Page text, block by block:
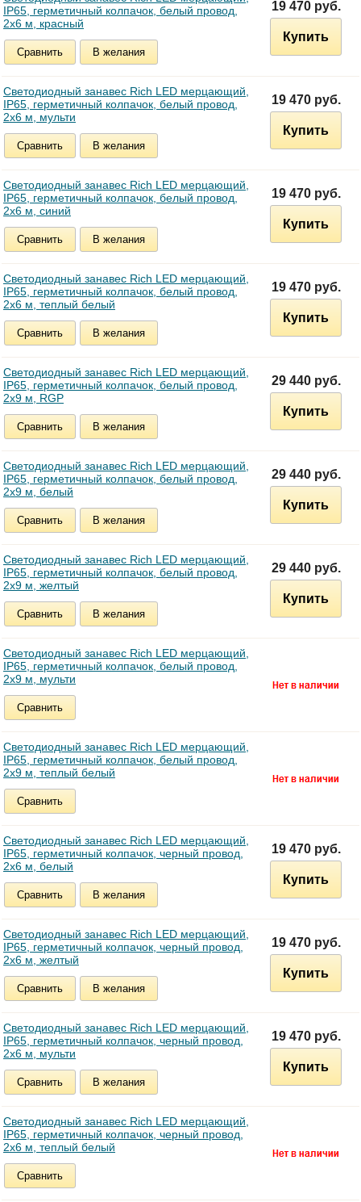
IP65, герметичный колпачок, белый провод,
2х6 м, красный
Сравнить В желания
19 470 руб.
Купить
Светодиодный занавес Rich LED мерцающий,
IP65, герметичный колпачок, белый провод,
2х6 м, мульти
Сравнить В желания
19 470 руб.
Купить
Светодиодный занавес Rich LED мерцающий,
IP65, герметичный колпачок, белый провод,
2х6 м, синий
Сравнить В желания
19 470 руб.
Купить
Светодиодный занавес Rich LED мерцающий,
IP65, герметичный колпачок, белый провод,
2х6 м, теплый белый
Сравнить В желания
19 470 руб.
Купить
Светодиодный занавес Rich LED мерцающий,
IP65, герметичный колпачок, белый провод,
2х9 м, RGP
Сравнить В желания
29 440 руб.
Купить
Светодиодный занавес Rich LED мерцающий,
IP65, герметичный колпачок, белый провод,
2х9 м, белый
Сравнить В желания
29 440 руб.
Купить
Светодиодный занавес Rich LED мерцающий,
IP65, герметичный колпачок, белый провод,
2х9 м, желтый
Сравнить В желания
29 440 руб.
Купить
Светодиодный занавес Rich LED мерцающий,
IP65, герметичный колпачок, белый провод,
2х9 м, мульти
Сравнить
Светодиодный занавес Rich LED мерцающий,
IP65, герметичный колпачок, белый провод,
2х9 м, теплый белый
Сравнить
Светодиодный занавес Rich LED мерцающий,
IP65, герметичный колпачок, черный провод,
2х6 м, белый
Сравнить В желания
19 470 руб.
Купить
Светодиодный занавес Rich LED мерцающий,
IP65, герметичный колпачок, черный провод,
2х6 м, желтый
Сравнить В желания
19 470 руб.
Купить
Светодиодный занавес Rich LED мерцающий,
IP65, герметичный колпачок, черный провод,
2х6 м, мульти
Сравнить В желания
19 470 руб.
Купить
Светодиодный занавес Rich LED мерцающий,
IP65, герметичный колпачок, черный провод,
2х6 м, теплый белый
Сравнить